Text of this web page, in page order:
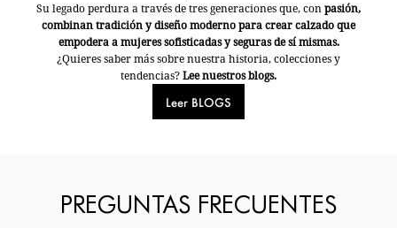
Su legado perdura a través de tres generaciones que, conpasión,
combinan tradición y diseño moderno para crear calzado que
empodera a mujeres sofisticadas y seguras de sí mismas.
¿Quieres saber más sobre nuestra historia, colecciones y
tendencias?Lee nuestros blogs.
Leer BLOGS
PREGUNTAS FRECUENTES